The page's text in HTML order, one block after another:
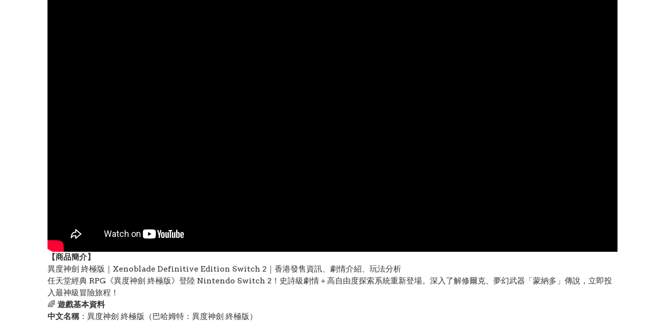
【商品簡介】
異度神劍 終極版｜Xenoblade Definitive Edition Switch 2｜香港發售資訊、劇情介紹、玩法分析
任天堂經典 RPG《異度神劍 終極版》登陸 Nintendo Switch 2！史詩級劇情＋高自由度探索系統重新登場。深入了解修爾克、夢幻武器「蒙納多」傳說，立即投
入最神級冒險旅程！
🌈 遊戲基本資料
中文名稱 ：異度神劍 終極版（巴哈姆特：異度神劍 終極版）